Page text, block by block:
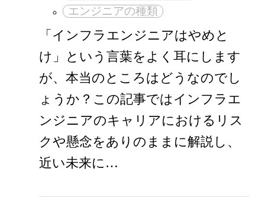
エンジニアの種類
「インフラエンジニアはやめと
け」という言葉をよく耳にします
が、本当のところはどうなのでし
ょうか？この記事ではインフラエ
ンジニアのキャリアにおけるリス
クや懸念をありのままに解説し、
近い未来に…